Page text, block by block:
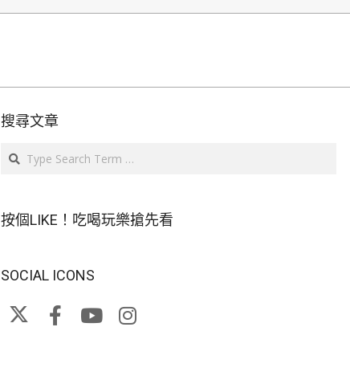
搜尋文章
Search
按個LIKE！吃喝玩樂搶先看
SOCIAL ICONS